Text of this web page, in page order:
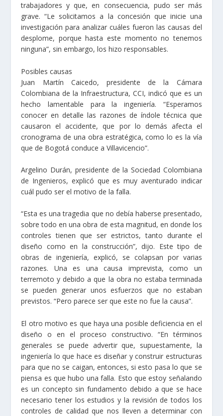
trabajadores y que, en consecuencia, pudo ser más
grave. “Le solicitamos a la concesión que inicie una
investigación para analizar cuáles fueron las causas del
desplome, porque hasta este momento no tenemos
ninguna”, sin embargo, los hizo responsables.
Posibles causas
Juan Martín Caicedo, presidente de la Cámara
Colombiana de la Infraestructura, CCI, indicó que es un
hecho lamentable para la ingeniería. “Esperamos
conocer en detalle las razones de índole técnica que
causaron el accidente, que por lo demás afecta el
cronograma de una obra estratégica, como lo es la vía
que de Bogotá conduce a Villavicencio”.
Argelino Durán, presidente de la Sociedad Colombiana
de Ingenieros, explicó que es muy aventurado indicar
cuál pudo ser el motivo de la falla.
“Esta es una tragedia que no debía haberse presentado,
sobre todo en una obra de esta magnitud, en donde los
controles tienen que ser estrictos, tanto durante el
diseño como en la construcción”, dijo. Este tipo de
obras de ingeniería, explicó, se colapsan por varias
razones. Una es una causa imprevista, como un
terremoto y debido a que la obra no estaba terminada
se pueden generar unos esfuerzos que no estaban
previstos. “Pero parece ser que este no fue la causa”.
El otro motivo es que haya una posible deficiencia en el
diseño o en el proceso constructivo. “En términos
generales se puede advertir que, supuestamente, la
ingeniería lo que hace es diseñar y construir estructuras
para que no se caigan, entonces, si esto pasa lo que se
piensa es que hubo una falla. Esto que estoy señalando
es un concepto sin fundamento debido a que se hace
necesario tener los estudios y la revisión de todos los
controles de calidad que nos lleven a determinar con